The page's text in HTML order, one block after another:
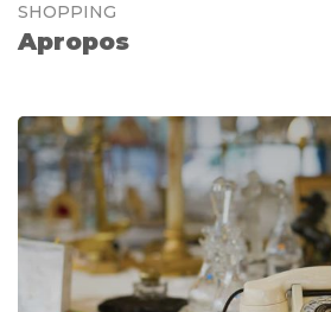
SHOPPING
Apropos